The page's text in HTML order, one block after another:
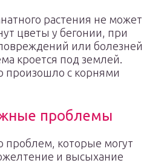
растения не может
цветы у бегонии, при
или болезней
кроется под землей.
произошло с корнями
проблемы
проблем, которые могут
и высыхание